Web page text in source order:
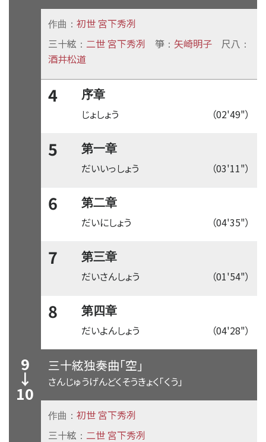
作曲： 初世 宮下秀冽
三十絃 ： 二世 宮下秀冽 箏 ： 矢崎明子 尺八 ：
酒井松道
4 序章
（02'49"）
じょしょう
5 第一章
（03'11"）
だいいっしょう
6 第二章
（04'35"）
だいにしょう
7 第三章
（01'54"）
だいさんしょう
8 第四章
（04'28"）
だいよんしょう
9
↓
10
三十絃独奏曲「空」
さんじゅうげんどくそうきょく「くう」
作曲： 初世 宮下秀冽
三十絃 ： 二世 宮下秀冽